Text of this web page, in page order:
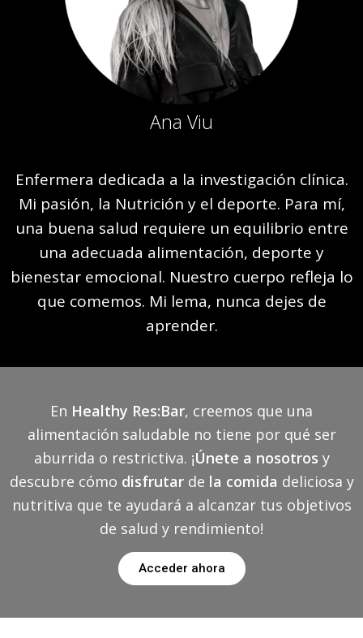
Ana Viu
Enfermera dedicada a la investigación clínica.
Mi pasión, la Nutrición y el deporte. Para mí,
una buena salud requiere un equilibrio entre
una adecuada alimentación, deporte y
bienestar emocional. Nuestro cuerpo refleja lo
que comemos. Mi lema, nunca dejes de
aprender.
En Healthy Res:Bar, creemos que una
alimentación saludable no tiene por qué ser
aburrida o restrictiva. ¡Únete a nosotros y
descubre cómo disfrutarde la comida deliciosa y
nutritiva que te ayudará a alcanzar tus objetivos
de salud y rendimiento!
Acceder ahora